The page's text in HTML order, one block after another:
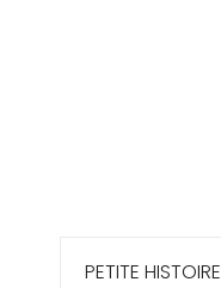
PETITE HISTOIRE